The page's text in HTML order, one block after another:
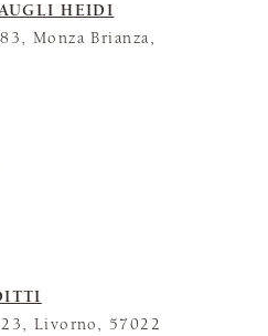
HEIDI
Monza Brianza,
Livorno, 57022